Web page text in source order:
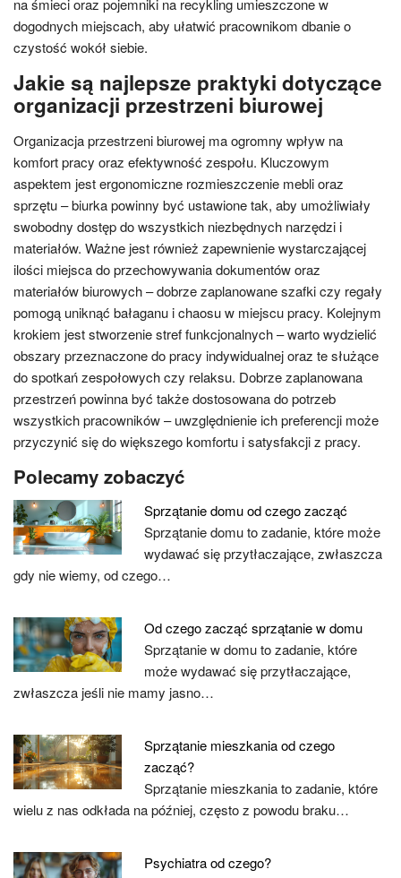
na śmieci oraz pojemniki na recykling umieszczone w
dogodnych miejscach, aby ułatwić pracownikom dbanie o
czystość wokół siebie.
Jakie są najlepsze praktyki dotyczące
organizacji przestrzeni biurowej
Organizacja przestrzeni biurowej ma ogromny wpływ na
komfort pracy oraz efektywność zespołu. Kluczowym
aspektem jest ergonomiczne rozmieszczenie mebli oraz
sprzętu – biurka powinny być ustawione tak, aby umożliwiały
swobodny dostęp do wszystkich niezbędnych narzędzi i
materiałów. Ważne jest również zapewnienie wystarczającej
ilości miejsca do przechowywania dokumentów oraz
materiałów biurowych – dobrze zaplanowane szafki czy regały
pomogą uniknąć bałaganu i chaosu w miejscu pracy. Kolejnym
krokiem jest stworzenie stref funkcjonalnych – warto wydzielić
obszary przeznaczone do pracy indywidualnej oraz te służące
do spotkań zespołowych czy relaksu. Dobrze zaplanowana
przestrzeń powinna być także dostosowana do potrzeb
wszystkich pracowników – uwzględnienie ich preferencji może
przyczynić się do większego komfortu i satysfakcji z pracy.
Polecamy zobaczyć
Sprzątanie domu od czego zacząć
Sprzątanie domu to zadanie, które może
wydawać się przytłaczające, zwłaszcza
gdy nie wiemy, od czego…
Od czego zacząć sprzątanie w domu
Sprzątanie w domu to zadanie, które
może wydawać się przytłaczające,
zwłaszcza jeśli nie mamy jasno…
Sprzątanie mieszkania od czego
zacząć?
Sprzątanie mieszkania to zadanie, które
wielu z nas odkłada na później, często z powodu braku…
Psychiatra od czego?